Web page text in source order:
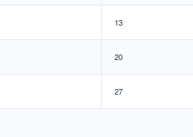
13
20
27